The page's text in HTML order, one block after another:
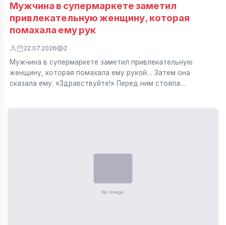
Мужчина в супермаркете заметил
привлекательную женщину, которая
помахала ему рук
22.07.2026 2
Мужчина в супермаркете заметил привлекательную
женщину, которая помахала ему рукой… Затем она
сказала ему: «Здравствуйте!» Перед ним стояла…